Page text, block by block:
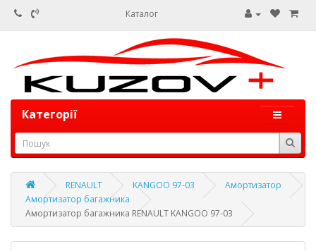
Каталог
Категорії
RENAULT KANGOO 97-03
Амортизатор
Амортизатор багажника
Амортизатор багажника RENAULT KANGOO 97-03